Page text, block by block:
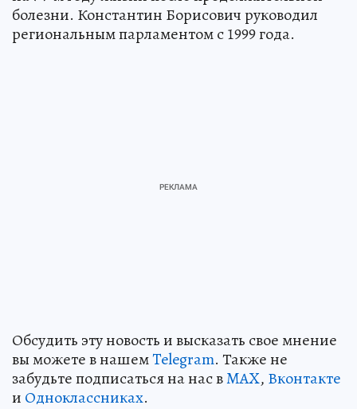
болезни. Константин Борисович руководил
региональным парламентом с 1999 года.
Обсудить эту новость и высказать свое мнение
вы можете в нашемTelegram. Также не
забудьте подписаться на нас вMAX, Вконтакте
и Одноклассниках.